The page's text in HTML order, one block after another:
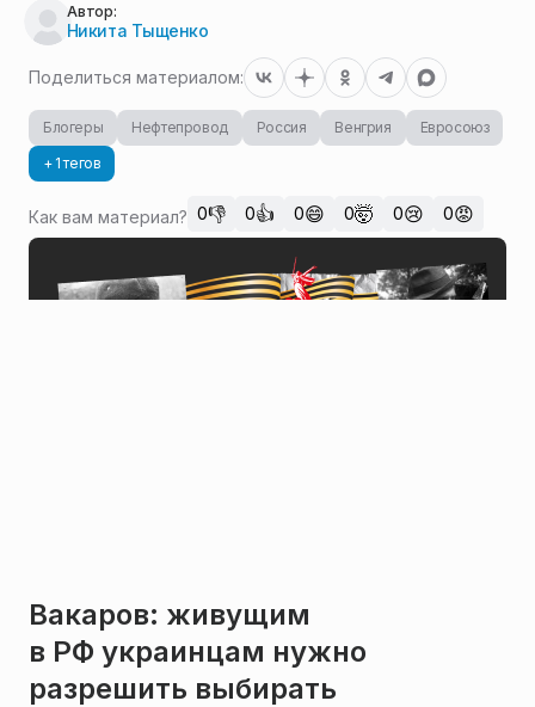
Автор:
Никита Тыщенко
Поделиться материалом:
Блогеры Нефтепровод Россия Венгрия
Евросоюз
+ 1 тегов
Как вам материал? 0👎 0👍 0😄 0🤯 0😢 0😡
Вакаров: живущим
в РФ украинцам нужно
разрешить выбирать